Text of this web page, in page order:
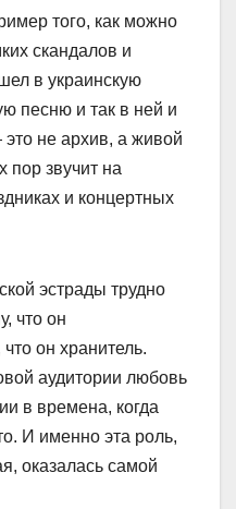
того, как можно
скандалов и
в украинскую
песню и так в ней и
не архив, а живой
пор звучит на
и концертных
эстрады трудно
что он
он хранитель.
аудитории любовь
в времена, когда
И именно эта роль,
оказалась самой